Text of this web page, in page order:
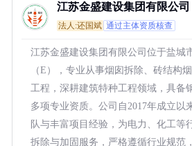
江苏金盛建设集团有限公司
法人:还国斌 通过主体资质核查
江苏金盛建设集团有限公司位于盐城
（E），专业从事烟囱拆除、砖结构
工程，深耕建筑特种工程领域，具备
多项专业资质。公司自2017年成立以
队与丰富项目经验，为电力、化工等
拆除与加固服务，严格遵循行业规范